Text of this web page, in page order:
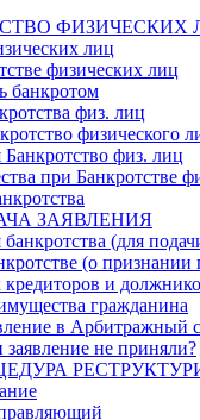
ФИЗИЧЕСКИХ
лиц
физических лиц
банкротом
физ. лиц
физического
Банкротство физ. лиц
при Банкротстве
ЗАЯВЛЕНИЯ
(для
(о
и
гражданина
в Арбитражный
заявление не приняли?